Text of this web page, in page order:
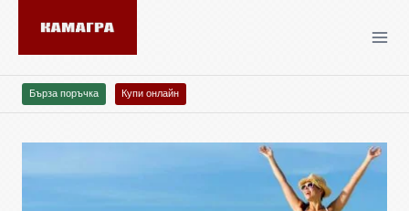
Бърза поръчка Купи онлайн